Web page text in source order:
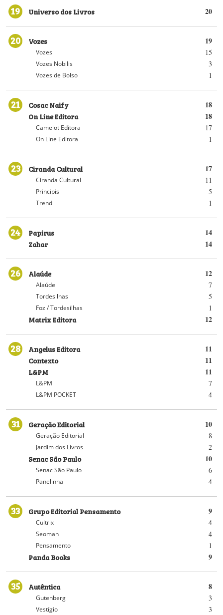
19 20
Universo dos Livros
20 19
Vozes
15
Vozes
3
Vozes Nobilis
1
Vozes de Bolso
21 18
Cosac Naify
18
On Line Editora
17
Camelot Editora
1
On Line Editora
23 17
Ciranda Cultural
11
Ciranda Cultural
5
Principis
1
Trend
24 14
Papirus
14
Zahar
26 12
Alaúde
7
Alaúde
5
Tordesilhas
1
Foz / Tordesilhas
12
Matrix Editora
28 11
Angelus Editora
11
Contexto
11
L&PM
7
L&PM
4
L&PM POCKET
31 10
Geração Editorial
8
Geração Editorial
2
Jardim dos Livros
10
Senac São Paulo
6
Senac São Paulo
4
Panelinha
33 9
Grupo Editorial Pensamento
4
Cultrix
4
Seoman
1
Pensamento
9
Panda Books
35 8
Autêntica
3
Gutenberg
3
Vestígio